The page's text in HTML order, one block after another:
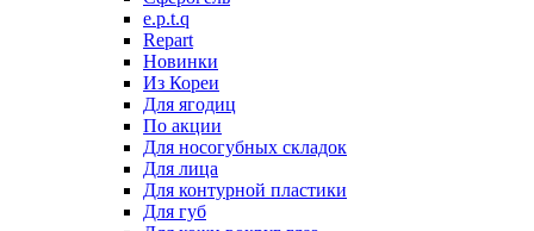
e.p.t.q
Repart
Новинки
Из Кореи
Для ягодиц
По акции
Для носогубных складок
Для лица
Для контурной пластики
Для губ